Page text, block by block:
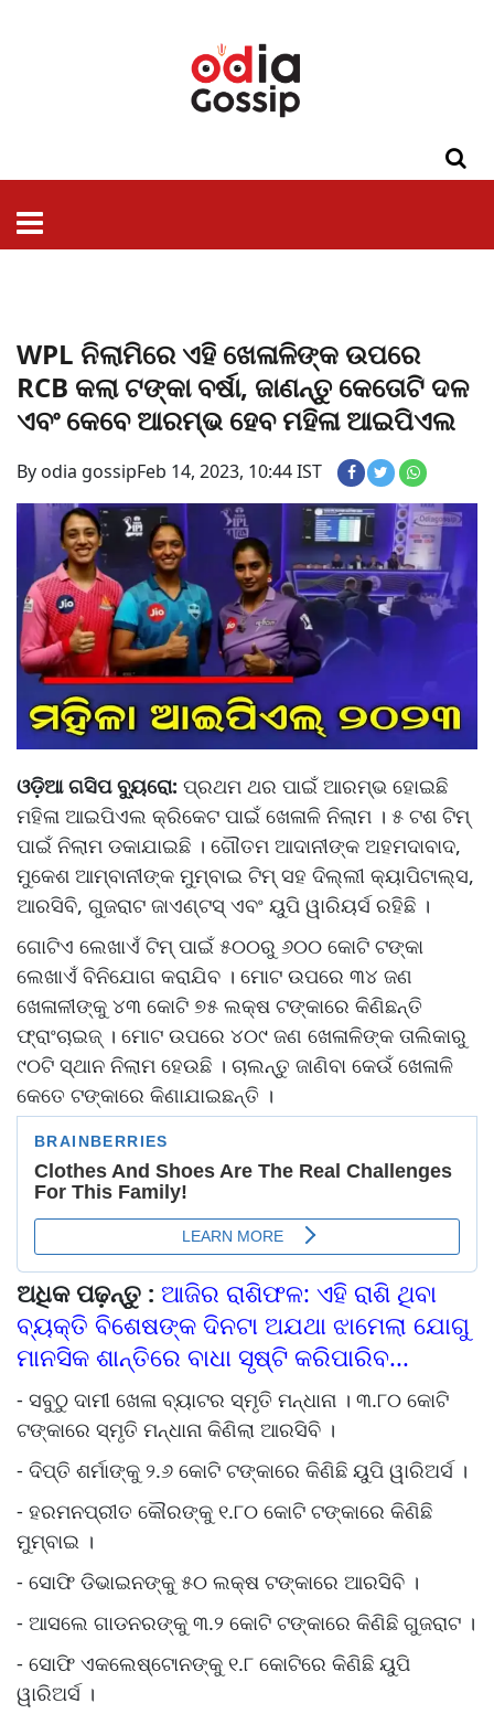
WPL ନିଲାମିରେ ଏହି ଖେଳାଳିଙ୍କ ଉପରେ
RCB କଲା ଟଙ୍କା ବର୍ଷା, ଜାଣନ୍ତୁ କେତୋଟି ଦଳ
ଏବଂ କେବେ ଆରମ୍ଭ ହେବ ମହିଳା ଆଇପିଏଲ
By odia gossipFeb 14, 2023, 10:44 IST
ଓଡ଼ିଆ ଗସିପ ବ୍ୟୁରୋ: ପ୍ରଥମ ଥର ପାଇଁ ଆରମ୍ଭ ହୋଇଛି
ମହିଳା ଆଇପିଏଲ କ୍ରିକେଟ ପାଇଁ ଖେଳାଳି ନିଲାମ । ୫ ଟଶ ଟିମ୍
ପାଇଁ ନିଲାମ ଡକାଯାଇଛି । ଗୌତମ ଆଦାନୀଙ୍କ ଅହମଦାବାଦ,
ମୁକେଶ ଆମ୍ବାନୀଙ୍କ ମୁମ୍ବାଇ ଟିମ୍ ସହ ଦିଲ୍ଲୀ କ୍ୟାପିଟାଲ୍ସ,
ଆରସିବି, ଗୁଜରାଟ ଜାଏଣ୍ଟସ୍ ଏବଂ ୟୁପି ୱାରିୟର୍ସ ରହିଛି ।
ଗୋଟିଏ ଲେଖାଏଁ ଟିମ୍ ପାଇଁ ୫୦୦ରୁ ୬୦୦ କୋଟି ଟଙ୍କା
ଲେଖାଏଁ ବିନିଯୋଗ କରାଯିବ । ମୋଟ ଉପରେ ୩୪ ଜଣ
ଖେଳାଳୀଙ୍କୁ ୪୩ କୋଟି ୭୫ ଲକ୍ଷ ଟଙ୍କାରେ କିଣିଛନ୍ତି
ଫ୍ରାଂଚାଇଜ୍ । ମୋଟ ଉପରେ ୪୦୯ ଜଣ ଖେଳାଳିଙ୍କ ତାଲିକାରୁ
୯୦ଟି ସ୍ଥାନ ନିଲାମ ହେଉଛି । ଚାଲନ୍ତୁ ଜାଣିବା କେଉଁ ଖେଳାଳି
କେତେ ଟଙ୍କାରେ କିଣାଯାଇଛନ୍ତି ।
ଅଧିକ ପଢ଼ନ୍ତୁ : ଆଜିର ରାଶିଫଳ: ଏହି ରାଶି ଥିବା
ବ୍ୟକ୍ତି ବିଶେଷଙ୍କ ଦିନଟା ଅଯଥା ଝାମେଲା ଯୋଗୁ
ମାନସିକ ଶାନ୍ତିରେ ବାଧା ସୃଷ୍ଟି କରିପାରିବ...
- ସବୁଠୁ ଦାମୀ ଖେଳା ବ୍ୟାଟର ସ୍ମୃତି ମନ୍ଧାନା । ୩.୮୦ କୋଟି
ଟଙ୍କାରେ ସ୍ମୃତି ମନ୍ଧାନା କିଣିଲା ଆରସିବି ।
- ଦିପ୍ତି ଶର୍ମାଙ୍କୁ ୨.୬ କୋଟି ଟଙ୍କାରେ କିଣିଛି ୟୁପି ୱାରିଅର୍ସ ।
- ହରମନପ୍ରୀତ କୌରଙ୍କୁ ୧.୮୦ କୋଟି ଟଙ୍କାରେ କିଣିଛି
ମୁମ୍ବାଇ ।
- ସୋଫି ଡିଭାଇନଙ୍କୁ ୫୦ ଲକ୍ଷ ଟଙ୍କାରେ ଆରସିବି ।
- ଆସଲେ ଗାଡନରଙ୍କୁ ୩.୨ କୋଟି ଟଙ୍କାରେ କିଣିଛି ଗୁଜରାଟ ।
- ସୋଫି ଏକଲେଷ୍ଟୋନଙ୍କୁ ୧.୮ କୋଟିରେ କିଣିଛି ୟୁପି
ୱାରିଅର୍ସ ।